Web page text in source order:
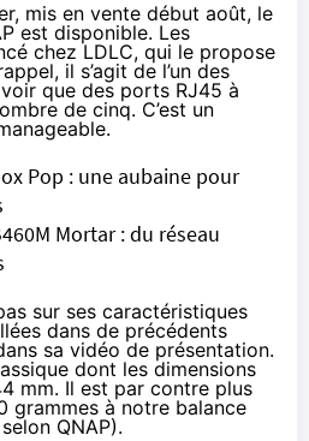
, mis en vente début août, le
est disponible. Les
chez LDLC, qui le propose
il s’agit de l’un des
que des ports RJ45 à
de cinq. C’est un
Pop : une aubaine pour
Mortar : du réseau
sur ses caractéristiques
dans de précédents
sa vidéo de présentation.
dont les dimensions
mm. Il est par contre plus
grammes à notre balance
QNAP).